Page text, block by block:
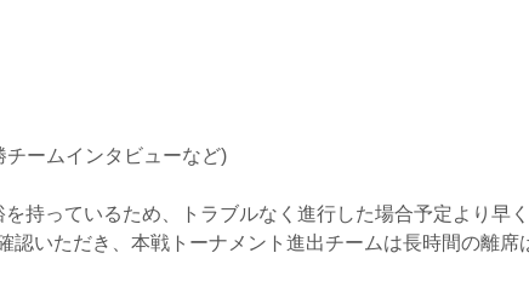
ームインタビューなど)
持っているため、トラブルなく進行した場合予定より早
いただき、本戦トーナメント進出チームは長時間の離席